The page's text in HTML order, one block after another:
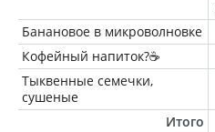
Банановое в микроволновке
Кофейный напиток?☕️
Тыквенные семечки,
сушеные
Итого